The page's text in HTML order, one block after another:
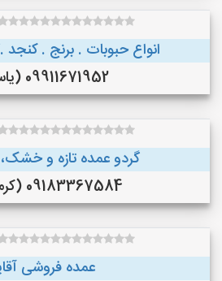
انواع حبوبات . برنج .
09911671952 (یاسوج)
گردو عمده تازه و
09183367584 (کرمانشاه )
عمده فروشی